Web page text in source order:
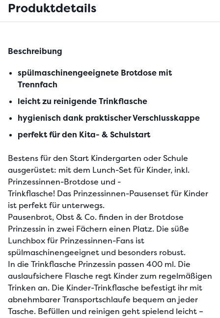
Produktdetails
Beschreibung
spülmaschinengeeignete Brotdose mit
Trennfach
leicht zu reinigende Trinkflasche
hygienisch dank praktischer Verschlusskappe
perfekt für den Kita- & Schulstart
Bestens für den Start Kindergarten oder Schule
ausgerüstet: mit dem Lunch-Set für Kinder, inkl.
Prinzessinnen-Brotdose und -
Trinkflasche! Das Prinzessinnen-Pausenset für Kinder
ist perfekt für unterwegs.
Pausenbrot, Obst & Co. finden in der Brotdose
Prinzessin in zwei Fächern einen Platz. Die süße
Lunchbox für Prinzessinnen-Fans ist
spülmaschinengeeignet und besonders robust.
In die Trinkflasche Prinzessin passen 400 ml. Die
auslaufsichere Flasche regt Kinder zum regelmäßigen
Trinken an. Die Kinder-Trinkflasche befestigt ihr mit
abnehmbarer Transportschlaufe bequem an jeder
Tasche. Befüllen und reinigen geht spielend leicht –